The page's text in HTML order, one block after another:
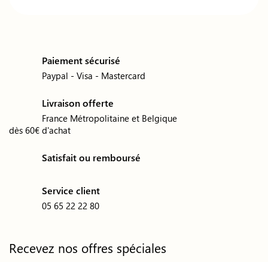
Paiement sécurisé
Paypal - Visa - Mastercard
Livraison offerte
France Métropolitaine et Belgique
dès 60€ d'achat
Satisfait ou remboursé
Service client
05 65 22 22 80
Recevez nos offres spéciales